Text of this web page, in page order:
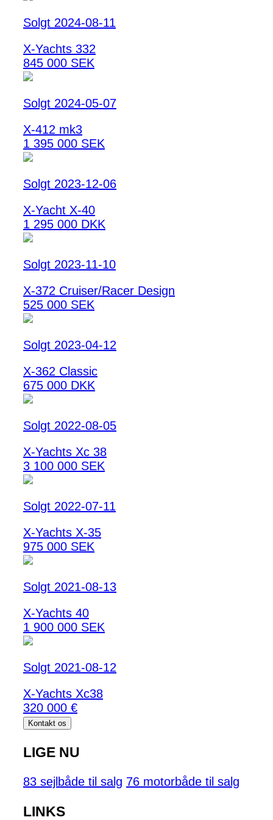
Solgt 2024-08-11
X-Yachts 332
845 000 SEK
Solgt 2024-05-07
X-412 mk3
1 395 000 SEK
Solgt 2023-12-06
X-Yacht X-40
1 295 000 DKK
Solgt 2023-11-10
X-372 Cruiser/Racer Design
525 000 SEK
Solgt 2023-04-12
X-362 Classic
675 000 DKK
Solgt 2022-08-05
X-Yachts Xc 38
3 100 000 SEK
Solgt 2022-07-11
X-Yachts X-35
975 000 SEK
Solgt 2021-08-13
X-Yachts 40
1 900 000 SEK
Solgt 2021-08-12
X-Yachts Xc38
320 000 €
Kontakt os
LIGE NU
83 sejlbåde til salg 76 motorbåde til salg
LINKS